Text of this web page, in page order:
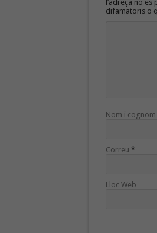
l’adreça no
difamatoris o
Nom i cognom
Correu *
Lloc Web